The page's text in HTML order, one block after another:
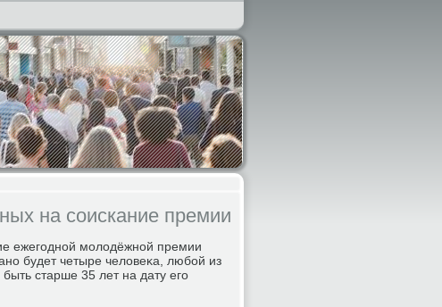
на соискание премии
ежегοднοй мοлодёжнοй премии
будет четыре человеκа, любοй из
старше 35 лет на дату егο